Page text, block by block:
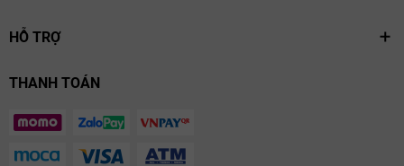
HỖ TRỢ
THANH TOÁN